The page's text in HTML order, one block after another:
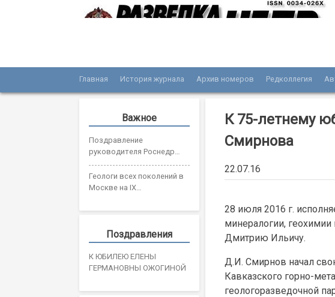
Журнал «Разведка и охрана недр»
Мы рады вас приветствовать на сайте журнала
Главная История журнала Архив номеров Редколлегия
К 75-летнему
Смирнова
22.07.16
28 июля 2016 г.
минералогии,
Дмитрию Ильичу.
Д.И. Смирнов начал
Кавказского горно-
геологоразведочной
Важное
Поздравление
руководителя Роснедр
Олега Казанова с Днем
геолога
Геологи всех поколений в
Москве на IX
геологов
Поздравления
К ЮБИЛЕЮ ЕЛЕНЫ
ГЕРМАНОВНЫ ОЖОГИНОЙ